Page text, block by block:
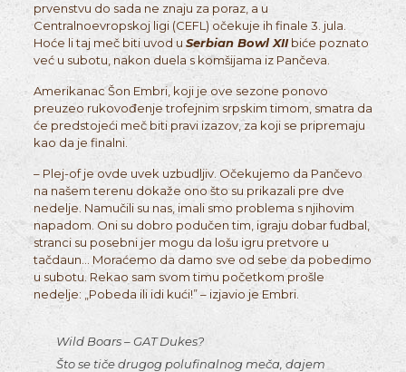
prvenstvu do sada ne znaju za poraz, a u
Centralnoevropskoj ligi (CEFL) očekuje ih finale 3. jula.
Hoće li taj meč biti uvod u Serbian Bowl XIIbiće poznato
već u subotu, nakon duela s komšijama iz Pančeva.
Amerikanac Šon Embri, koji je ove sezone ponovo
preuzeo rukovođenje trofejnim srpskim timom, smatra da
će predstojeći meč biti pravi izazov, za koji se pripremaju
kao da je finalni.
– Plej-of je ovde uvek uzbudljiv. Očekujemo da Pančevo
na našem terenu dokaže ono što su prikazali pre dve
nedelje. Namučili su nas, imali smo problema s njihovim
napadom. Oni su dobro podučen tim, igraju dobar fudbal,
stranci su posebni jer mogu da lošu igru pretvore u
tačdaun… Moraćemo da damo sve od sebe da pobedimo
u subotu. Rekao sam svom timu početkom prošle
nedelje: „Pobeda ili idi kući!” – izjavio je Embri.
Wild Boars – GAT Dukes?
Što se tiče drugog polufinalnog meča, dajem